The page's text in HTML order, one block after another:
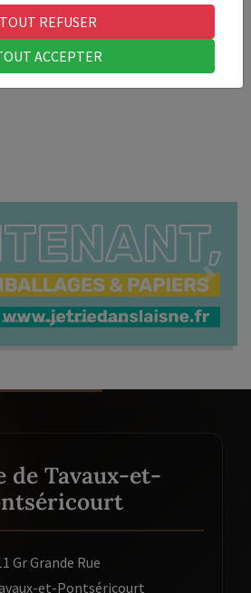
TOUT REFUSER
ACCEPTER
:cliquez ici
Next
de Tavaux-et-
Gr Grande Rue
et-Pontséricourt